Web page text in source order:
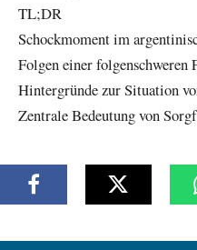
TL;DR
Schockmoment im
Folgen einer folgenschweren
Hintergründe zur Situation
Zentrale Bedeutung von